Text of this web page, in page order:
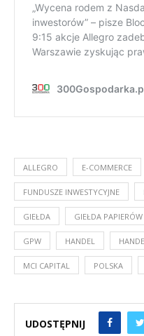
ALLEGRO E-COMMERCE
FUNDUSZE INWESTYCYJNE
GIEŁDA GIEŁDA
GPW HANDEL
MCI CAPITAL POLSKA
UDOSTĘPNIJ